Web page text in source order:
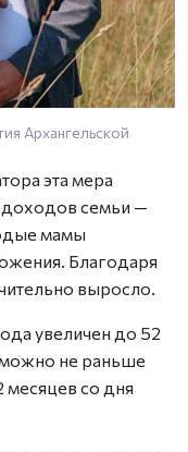
Архангельской
эта мера
доходов семьи —
мамы
Благодаря
выросло.
увеличен до 52
не раньше
месяцев со дня